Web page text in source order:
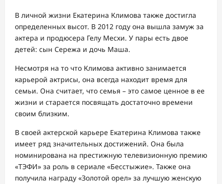
В личной жизни Екатерина Климова также достигла
определенных высот. В 2012 году она вышла замуж за
актера и продюсера Гелу Месхи. У пары есть двое
детей: сын Сережа и дочь Маша.
Несмотря на то что Климова активно занимается
карьерой актрисы, она всегда находит время для
семьи. Она считает, что семья – это самое ценное в ее
жизни и старается посвящать достаточно времени
своим близким.
В своей актерской карьере Екатерина Климова также
имеет ряд значительных достижений. Она была
номинирована на престижную телевизионную премию
«ТЭФИ» за роль в сериале «Бесстыжие». Также она
получила награду «Золотой орел» за лучшую женскую